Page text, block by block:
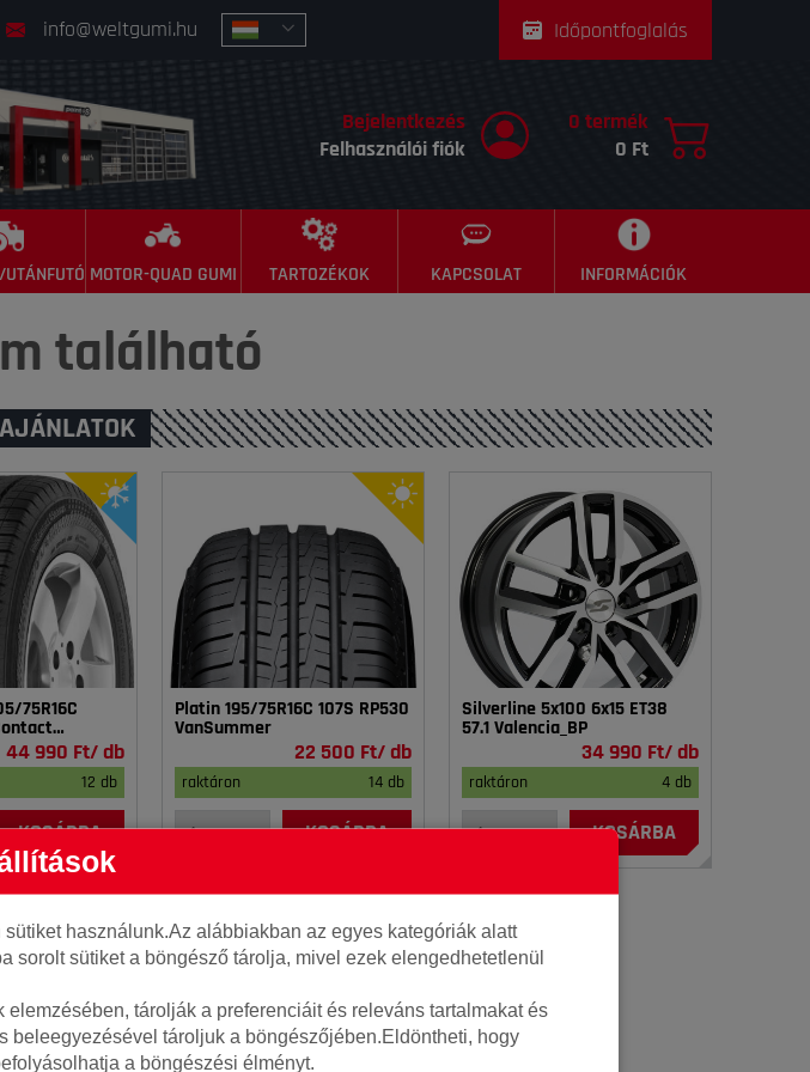
info@weltgumi.hu Időpontfoglalás
Bejelentkezés
Felhasználói fiók
0 termék
0 Ft
MOTOR-QUAD GUMI TARTOZÉKOK KAPCSOLAT INFORMÁCIÓK
található
75R16C
44 990 Ft/ db
12 db
KOSÁRBA
Platin 195/75R16C 107S RP530
VanSummer
22 500 Ft/ db
raktáron 14 db
KOSÁRBA
Silverline 5x100 6x15 ET38
57.1 Valencia_BP
34 990 Ft/ db
raktáron 4 db
KOSÁRBA
használunk.Az alábbiakban az egyes kategóriák alatt
sorolt sütiket a böngésző tárolja, mivel ezek elengedhetetlenül
tárolják a preferenciáit és releváns tartalmakat és
beleegyezésével tároljuk a böngészőjében.Eldöntheti, hogy
a böngészési élményt.